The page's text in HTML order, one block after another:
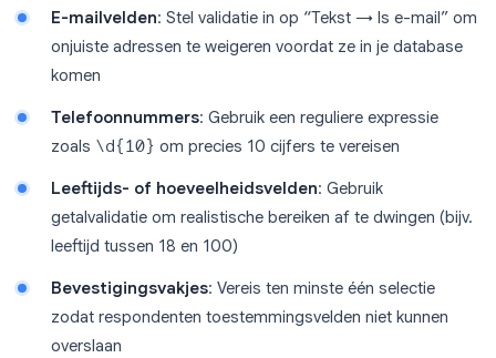
E-mailvelden: Stel validatie in op “Tekst → Is e-mail” om
onjuiste adressen te weigeren voordat ze in je database
komen
Telefoonnummers: Gebruik een reguliere expressie
zoals \d{10} om precies 10 cijfers te vereisen
Leeftijds- of hoeveelheidsvelden: Gebruik
getalvalidatie om realistische bereiken af te dwingen (bijv.
leeftijd tussen 18 en 100)
Bevestigingsvakjes: Vereis ten minste één selectie
zodat respondenten toestemmingsvelden niet kunnen
overslaan